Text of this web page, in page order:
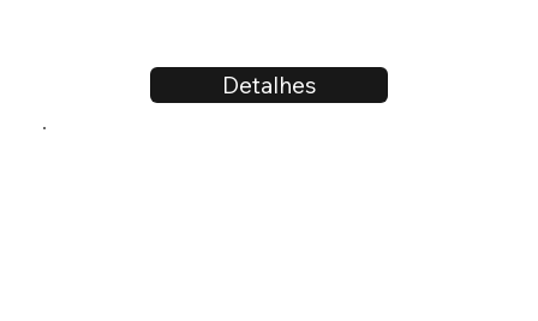
Detalhes